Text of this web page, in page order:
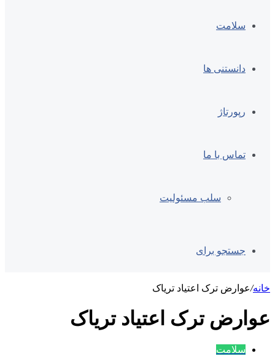
سلامت
دانستنی ها
رپورتاژ
تماس با ما
سلب مسئولیت
جستجو برای
خانه/عوارض ترک اعتیاد تریاک
عوارض ترک اعتیاد تریاک
سلامت